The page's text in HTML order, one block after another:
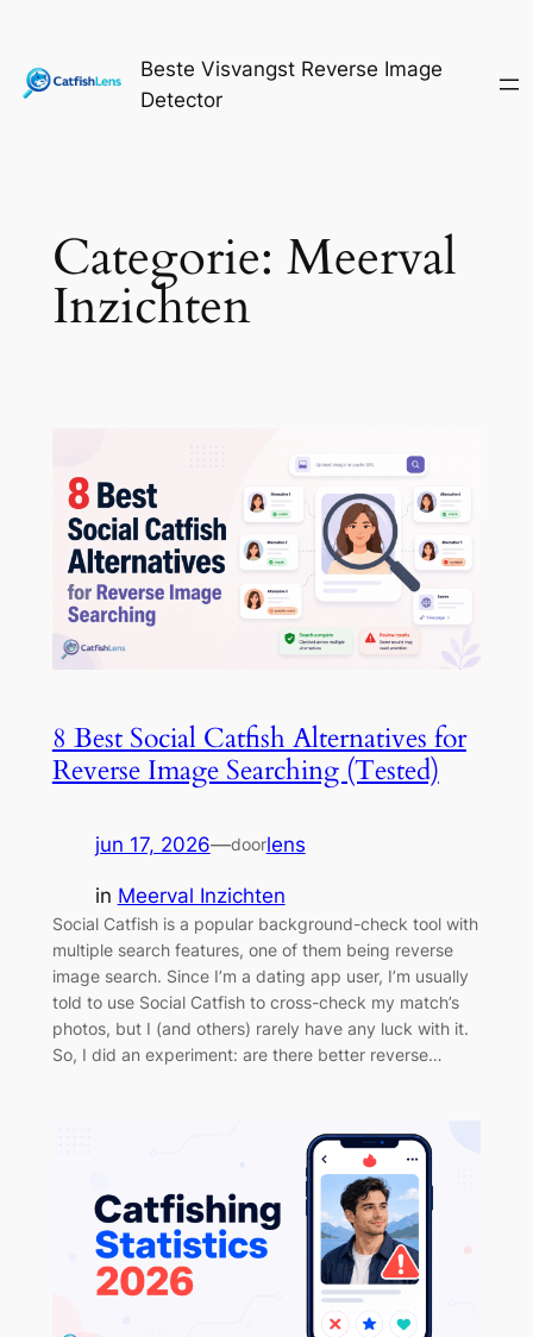
de
Beste Visvangst Reverse Image
Detector
Categorie: Meerval
Inzichten
8 Best Social Catfish Alternatives for
Reverse Image Searching (Tested)
jun 17, 2026—doorlens
in Meerval Inzichten
Social Catfish is a popular background-check tool with
multiple search features, one of them being reverse
image search. Since I’m a dating app user, I’m usually
told to use Social Catfish to cross-check my match’s
photos, but I (and others) rarely have any luck with it.
So, I did an experiment: are there better reverse…